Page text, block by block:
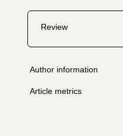
Review
Author information
Article metrics